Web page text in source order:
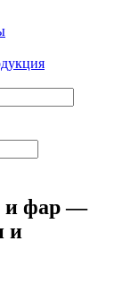
и фар —
и